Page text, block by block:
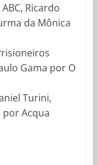
Ricardo
da Mônica
Gama por O
Turini,
por Acqua